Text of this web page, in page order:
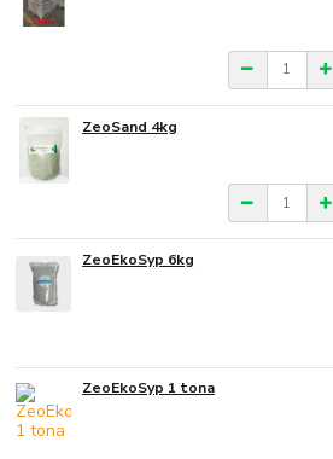
ZeoSand 4kg
ZeoEkoSyp 6kg
ZeoEkoSyp 1 tona